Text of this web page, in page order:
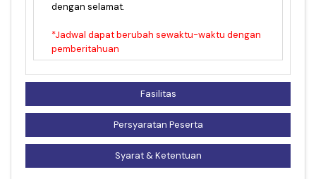
dengan selamat.
*Jadwal dapat berubah sewaktu-waktu dengan
pemberitahuan
Fasilitas
Persyaratan Peserta
Syarat & Ketentuan